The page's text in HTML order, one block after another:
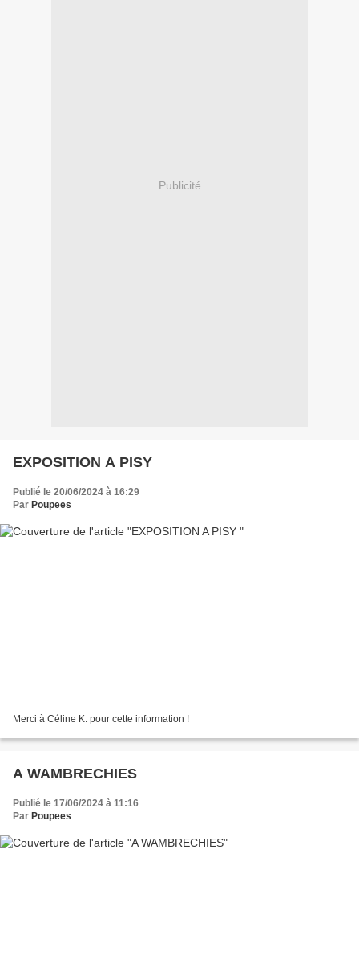
Publicité
EXPOSITION A PISY
Publié le 20/06/2024 à 16:29
Par Poupees
Merci à Céline K. pour cette information !
A WAMBRECHIES
Publié le 17/06/2024 à 11:16
Par Poupees